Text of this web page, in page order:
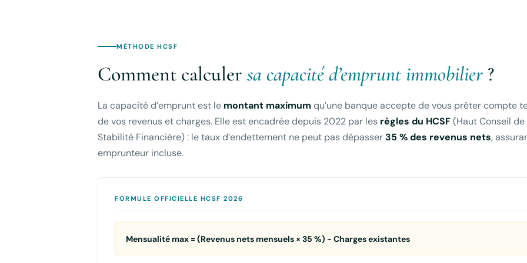
MÉTHODE HCSF
Comment calculer sa capacité d’emprunt immobilier ?
La capacité d’emprunt est le montant maximumqu’une banque accepte de vous prêter compte
de vos revenus et charges. Elle est encadrée depuis 2022 par les règles du HCSF(Haut Conseil de
Stabilité Financière) : le taux d’endettement ne peut pas dépasser35 % des revenus nets,
emprunteur incluse.
FORMULE OFFICIELLE HCSF 2026
Mensualité max = (Revenus nets mensuels × 35 %) − Charges existantes